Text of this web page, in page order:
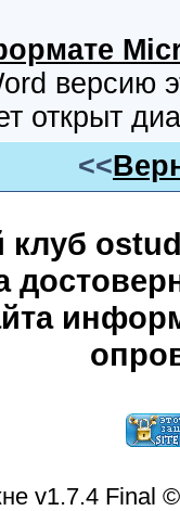
версию
открыт
<<
клуб
v1.7.4 Final